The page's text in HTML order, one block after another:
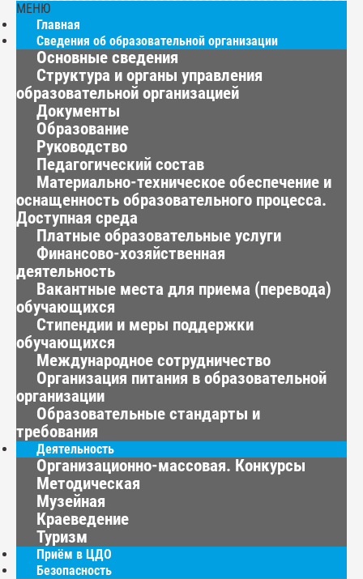
МЕНЮ
Главная
Сведения об образовательной организации
Основные сведения
Структура и органы управления
образовательной организацией
Документы
Образование
Руководство
Педагогический состав
Материально-техническое обеспечение и
оснащенность образовательного процесса.
Доступная среда
Платные образовательные услуги
Финансово-хозяйственная
деятельность
Вакантные места для приема (перевода)
обучающихся
Стипендии и меры поддержки
обучающихся
Международное сотрудничество
Организация питания в образовательной
организации
Образовательные стандарты и
требования
Деятельность
Организационно-массовая. Конкурсы
Методическая
Музейная
Краеведение
Туризм
Приём в ЦДО
Безопасность